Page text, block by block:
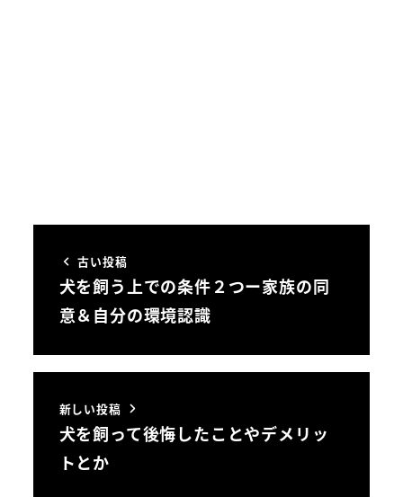
古い投稿
犬を飼う上での条件２つー家族の同
意＆自分の環境認識
新しい投稿
犬を飼って後悔したことやデメリッ
トとか